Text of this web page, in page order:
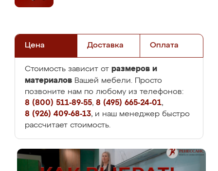
Цена Доставка Оплата
Стоимость зависит от размеров и
материалов Вашей мебели. Просто
позвоните нам по любому из телефонов:
8 (800) 511-89-55, 8 (495) 665-24-01,
8 (926) 409-68-13, и наш менеджер быстро
рассчитает стоимость.